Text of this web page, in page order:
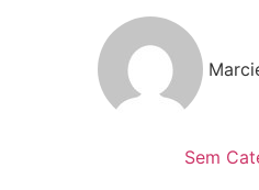
Sem